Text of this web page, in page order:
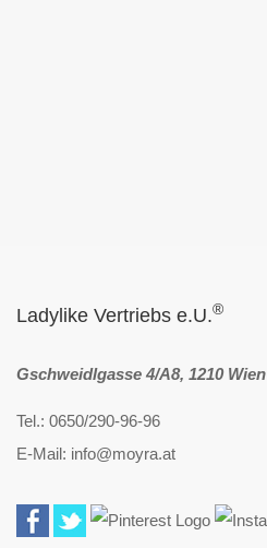
Ladylike Vertriebs e.U.®
Gschweidlgasse 4/A8, 1210 Wien
Tel.: 0650/290-96-96
E-Mail: info@moyra.at